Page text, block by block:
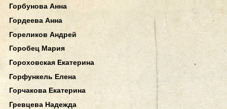
Горбунова Анна
Гордеева Анна
Гореликов Андрей
Горобец Мария
Гороховская Екатерина
Горфункель Елена
Горчакова Екатерина
Гревцева Надежда